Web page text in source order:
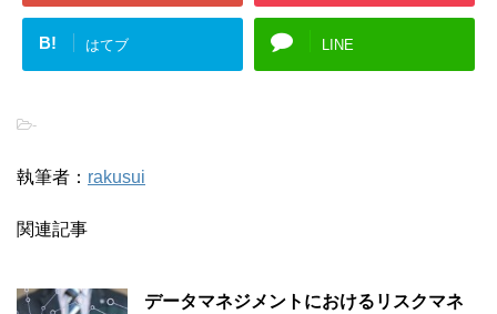
B! はてブ LINE
-
執筆者： rakusui
関連記事
データマネジメントにおけるリスクマネ